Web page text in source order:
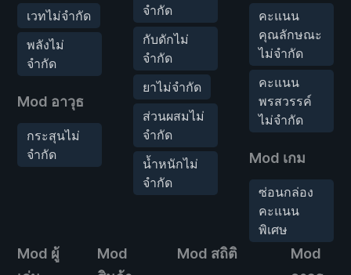
เวทไม่จำกัด
พลังไม่
จำกัด
Mod อาวุธ
กระสุนไม่
จำกัด
จำกัด
กับดักไม่
จำกัด
ยาไม่จำกัด
ส่วนผสมไม่
จำกัด
น้ำหนักไม่
จำกัด
คะแนน
คุณลักษณะ
ไม่จำกัด
คะแนน
พรสวรรค์
ไม่จำกัด
Mod เกม
ซ่อนกล่อง
คะแนน
พิเศษ
Mod ผู้
Mod
Mod สถิติ
Mod